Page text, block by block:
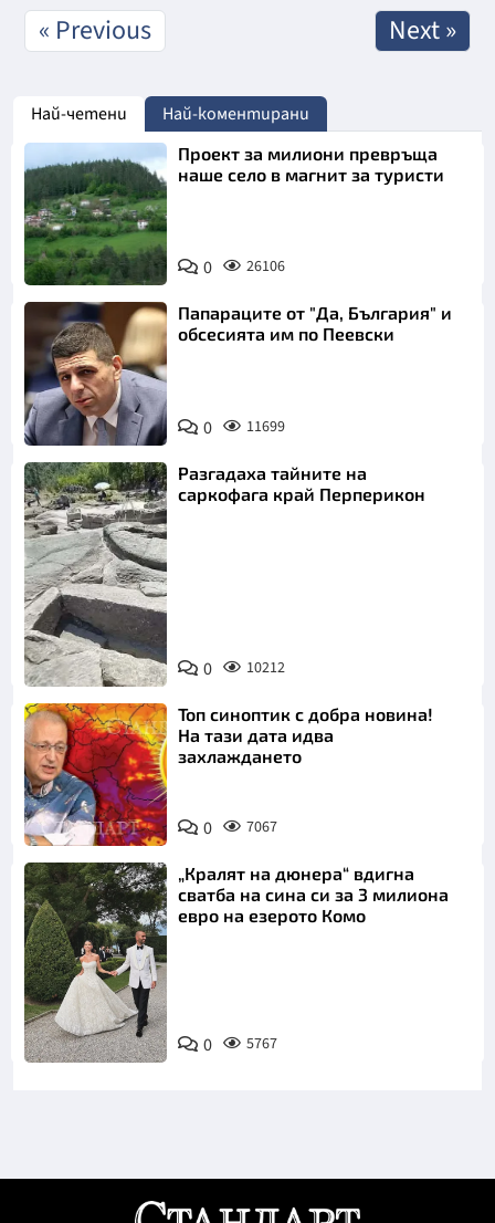
« Previous Next »
Най-четени Най-коментирани
Проект за милиони превръща
наше село в магнит за туристи
0 26106
Папараците от "Да, България" и
обсесията им по Пеевски
0 11699
Снимка:
Bulgaria ON
AIR
Разгадаха тайните на
саркофага край Перперикон
0 10212
Топ синоптик с добра новина!
На тази дата идва
захлаждането
0 7067
Снимка:
Инстаграм
„Кралят на дюнера“ вдигна
сватба на сина си за 3 милиона
евро на езерото Комо
0 5767